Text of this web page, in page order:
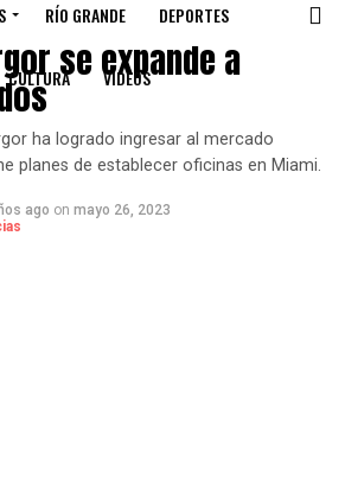
RÍO GRANDE DEPORTES
CULTURA VIDEOS
se expande a
ha logrado ingresar al mercado
planes de establecer oficinas en Miami.
ago on mayo 26, 2023